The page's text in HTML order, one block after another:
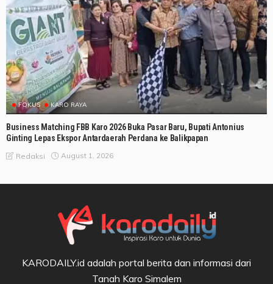
FOKUS KARO RAYA
Business Matching FBB Karo 2026 Buka Pasar Baru, Bupati Antonius
Ginting Lepas Ekspor Antardaerah Perdana ke Balikpapan
Redaksi August 1, 2026
KARODAILY.id adalah portal berita dan informasi dari
Tanah Karo Simalem